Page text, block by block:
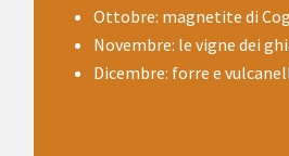
Ottobre: magnetite di
Novembre: le vigne dei
Dicembre: forre e